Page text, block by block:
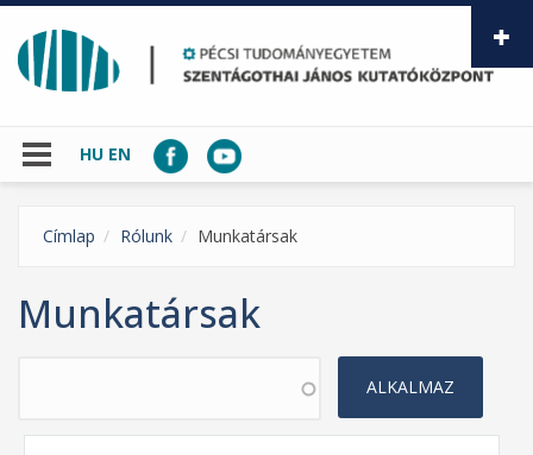
Ugrás a tartalomra
HU EN
Címlap Rólunk Munkatársak
Munkatársak